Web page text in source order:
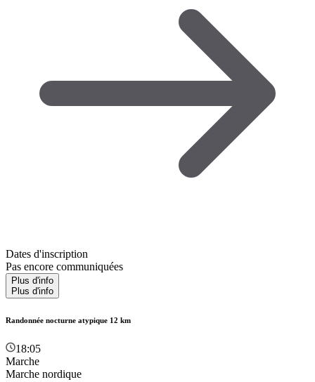
Dates d'inscription
Pas encore communiquées
Plus d'info
Plus d'info
Randonnée nocturne atypique 12 km
18:05
Marche
Marche nordique